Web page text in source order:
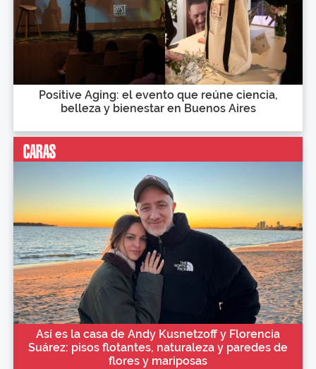
Positive Aging: el evento que reúne ciencia,
belleza y bienestar en Buenos Aires
Así es la casa de Andy Kusnetzoff y Florencia
Suárez: pisos flotantes, naturaleza y paredes de
flores y mariposas